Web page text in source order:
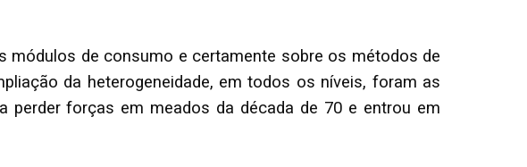
de consumo e certamente sobre os métodos de
da heterogeneidade, em todos os níveis, foram as
forças em meados da década de 70 e entrou em